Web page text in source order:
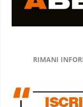
RIMANI